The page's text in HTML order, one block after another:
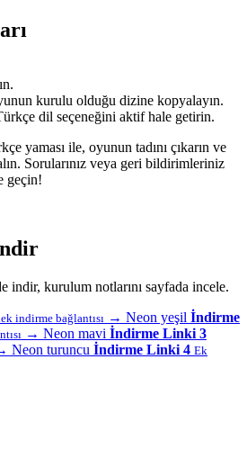
kurulu olduğu dizine kopyalayın.
dil seçeneğini aktif hale getirin.
yaması ile, oyunun tadını çıkarın ve
Sorularınız veya geri bildirimleriniz
geçin!
indir, kurulum notlarını sayfada incele.
indirme bağlantısı → Neon yeşil İndirme
→ Neon mavi İndirme Linki 3
Neon turuncu İndirme Linki 4 Ek